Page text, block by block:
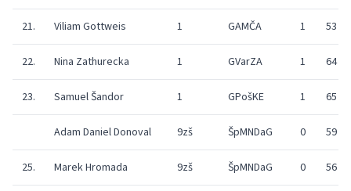
21. Viliam Gottweis 1 GAMČA 1 53
22. Nina Zathurecka 1 GVarZA 1 64
23. Samuel Šandor 1 GPošKE 1 65
Adam Daniel Donoval 9zš ŠpMNDaG 0 59
25. Marek Hromada 9zš ŠpMNDaG 0 56